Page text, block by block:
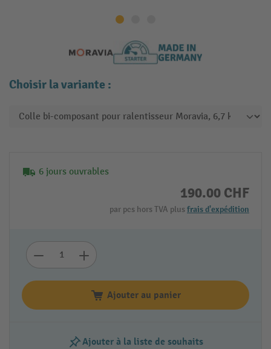
Choisir la variante :
6 jours ouvrables
190.00 CHF
par pcs hors TVA plus frais d'expédition
Ajouter au panier
Ajouter à la liste de souhaits